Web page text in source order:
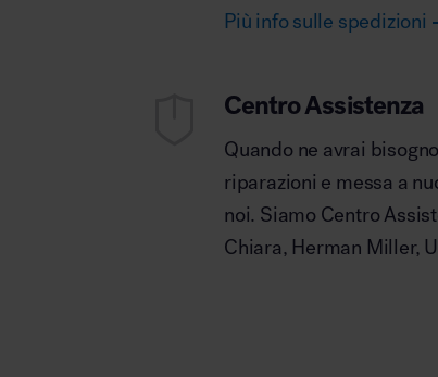
Più info sulle spedizioni
Centro Assistenza
Quando ne avrai
riparazioni e messa a
noi. Siamo Centro
Chiara, Herman Miller,